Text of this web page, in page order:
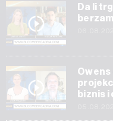
Da li
Owens
biznis i